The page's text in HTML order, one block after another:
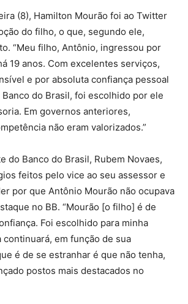
(8), Hamilton Mourão foi ao Twitter
do filho, o que, segundo ele,
“Meu filho, Antônio, ingressou por
19 anos. Com excelentes serviços,
e por absoluta confiança pessoal
do Brasil, foi escolhido por ele
Em governos anteriores,
não eram valorizados.”
do Banco do Brasil, Rubem Novaes,
feitos pelo vice ao seu assessor e
por que Antônio Mourão não ocupava
no BB. “Mourão [o filho] é de
Foi escolhido para minha
continuará, em função de sua
é de se estranhar é que não tenha,
postos mais destacados no